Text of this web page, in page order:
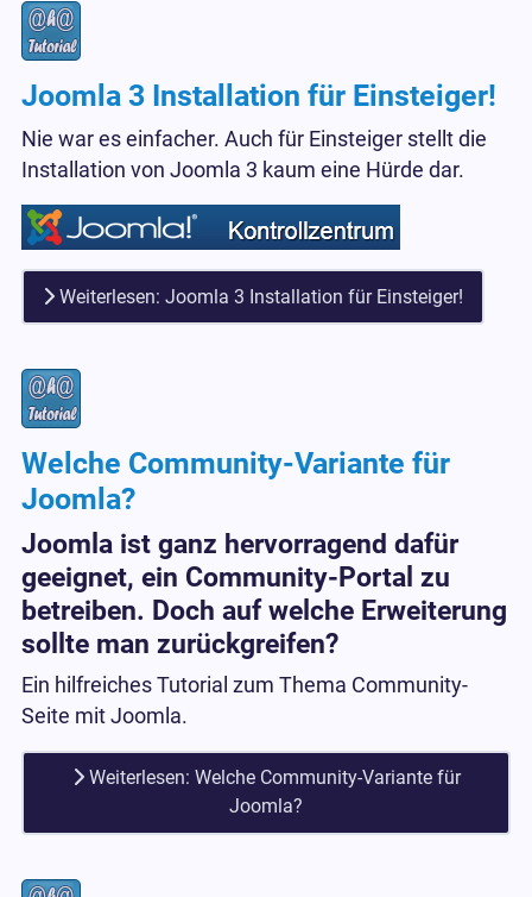
Joomla 3 Installation für Einsteiger!
Nie war es einfacher. Auch für Einsteiger stellt die
Installation von Joomla 3 kaum eine Hürde dar.
Weiterlesen: Joomla 3 Installation für Einsteiger!
Welche Community-Variante für
Joomla?
Joomla ist ganz hervorragend dafür
geeignet, ein Community-Portal zu
betreiben. Doch auf welche Erweiterung
sollte man zurückgreifen?
Ein hilfreiches Tutorial zum Thema Community-
Seite mit Joomla.
Weiterlesen: Welche Community-Variante für
Joomla?